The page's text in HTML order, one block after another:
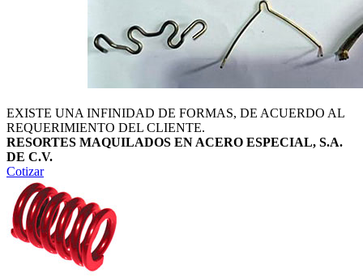
EXISTE UNA INFINIDAD DE FORMAS, DE ACUERDO AL
REQUERIMIENTO DEL CLIENTE.
RESORTES MAQUILADOS EN ACERO ESPECIAL, S.A.
DE C.V.
Cotizar